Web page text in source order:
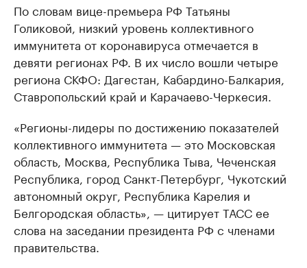
По словам вице-премьера РФ Татьяны
Голиковой, низкий уровень коллективного
иммунитета от коронавируса отмечается в
девяти регионах РФ. В их число вошли четыре
региона СКФО: Дагестан, Кабардино-Балкария,
Ставропольский край и Карачаево-Черкесия.
«Регионы-лидеры по достижению показателей
коллективного иммунитета — это Московская
область, Москва, Республика Тыва, Чеченская
Республика, город Санкт-Петербург, Чукотский
автономный округ, Республика Карелия и
Белгородская область», — цитирует ТАСС ее
слова на заседании президента РФ с членами
правительства.